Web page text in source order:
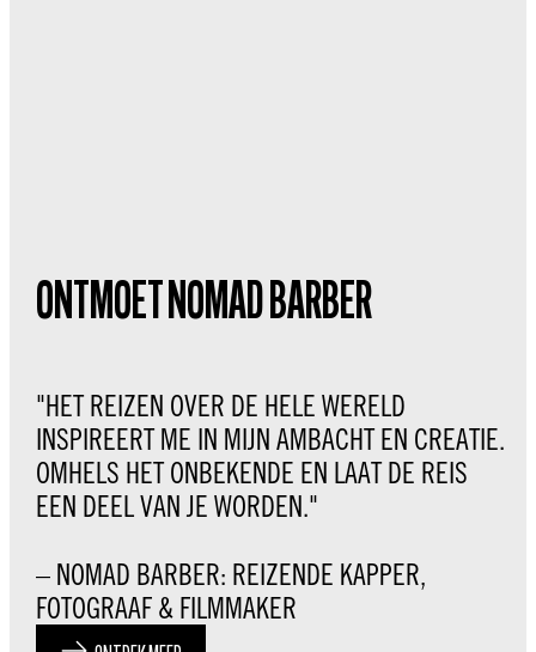
ONTMOET NOMAD BARBER
"HET REIZEN OVER DE HELE WERELD
INSPIREERT ME IN MIJN AMBACHT EN CREATIE.
OMHELS HET ONBEKENDE EN LAAT DE REIS
EEN DEEL VAN JE WORDEN."
– NOMAD BARBER: REIZENDE KAPPER,
FOTOGRAAF & FILMMAKER